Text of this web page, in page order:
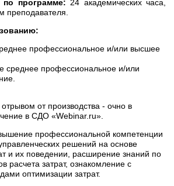
по программе: 24 академических часа,
преподавателя.
профессиональное и/или высшее
среднее профессиональное и/или
отрывом от производства - очно в
в СДО «Webinar.ru».
профессиональной компетенции
решений на основе
и их поведении, расширение знаний по
расчета затрат, ознакомление с
оптимизации затрат.